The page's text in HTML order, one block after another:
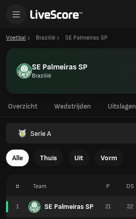
Voetbal Brazilië SE Palmeiras SP
SE Palmeiras SP
Brazilië
Overzicht Wedstrijden Uitslagen
Serie A
Alle Thuis Uit Vorm
# Team
1 SE Palmeiras SP
P DS
21 22